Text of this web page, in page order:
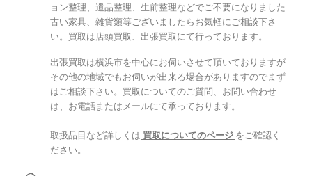
ョン整理、遺品整理、生前整理などでご不要になりました
古い家具、雑貨類等ございましたらお気軽にご相談下さ
い。買取は店頭買取、出張買取にて行っております。
出張買取は横浜市を中心にお伺いさせて頂いておりますが
その他の地域でもお伺いが出来る場合がありますのでまず
はご相談下さい。買取についてのご質問、お問い合わせ
は、お電話またはメールにて承っております。
取扱品目など詳しくは 買取についてのページ をご確認く
ださい。